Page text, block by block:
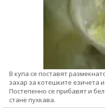
В купа се поставят
захар за котешките езичета
Постепенно се прибавят и
стане пухкава.